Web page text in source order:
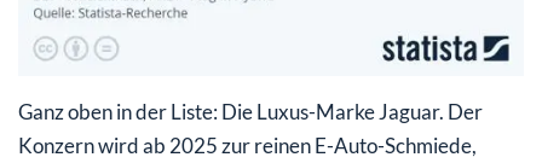
Ganz oben in der Liste: Die Luxus-Marke Jaguar. Der
Konzern wird ab 2025 zur reinen E-Auto-Schmiede,